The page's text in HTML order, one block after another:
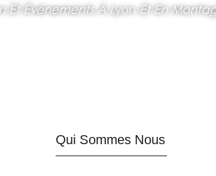
Et Événements À LYon Et En
Qui Sommes Nous